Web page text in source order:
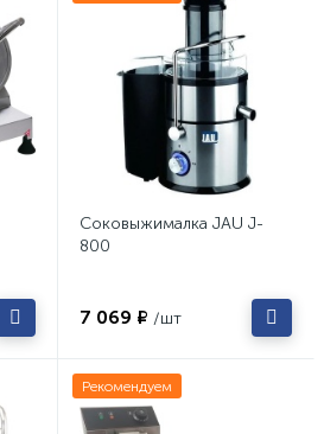
Соковыжималка JAU J-
800
7 069 ₽ /шт
Рекомендуем